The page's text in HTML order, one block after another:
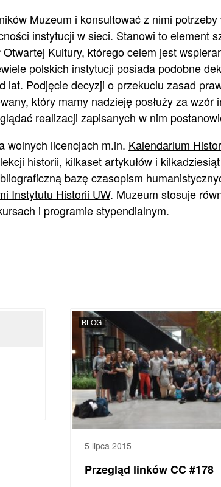
Muzeum i konsultować z nimi
instytucji w sieci. Stanowi to element
Kultury, którego celem jest
polskich instytucji posiada podobne
lat. Podjęcie decyzji o przekuciu zasad
który mamy nadzieję posłuży za wzór
realizacji zapisanych w nim
wolnych licencjach m.in. Kalendarium
historii, kilkaset artykułów i
bazę czasopism
Instytutu Historii UW. Muzeum stosuje
i programie stypendialnym.
BLOG
5 lipca 2015
Przegląd linków CC #178